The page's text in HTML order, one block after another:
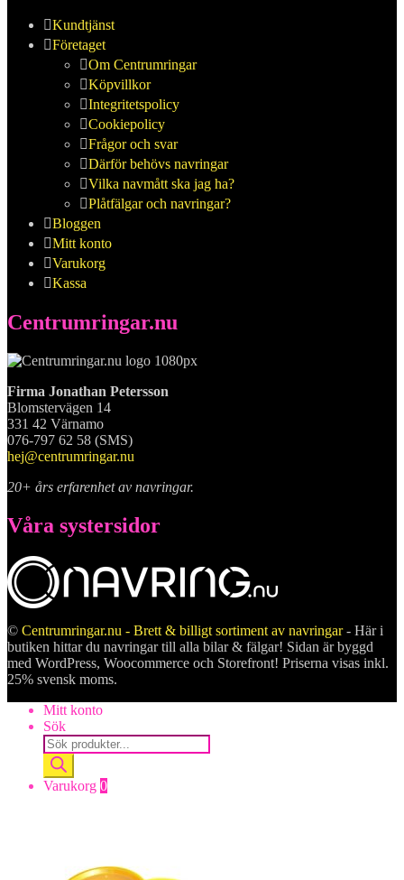
Kundtjänst
Företaget
Om Centrumringar
Köpvillkor
Integritetspolicy
Cookiepolicy
Frågor och svar
Därför behövs navringar
Vilka navmått ska jag ha?
Plåtfälgar och navringar?
Bloggen
Mitt konto
Varukorg
Kassa
Centrumringar.nu
Firma Jonathan Petersson
Blomstervägen 14
331 42 Värnamo
076-797 62 58 (SMS)
hej@centrumringar.nu
20+ års erfarenhet av navringar.
Våra systersidor
© Centrumringar.nu - Brett & billigt sortiment av navringar- Här i
butiken hittar du navringar till alla bilar & fälgar! Sidan är byggd
med WordPress, Woocommerce och Storefront! Priserna visas inkl.
25% svensk moms.
Mitt konto
Sök
Products
search
Varukorg 0